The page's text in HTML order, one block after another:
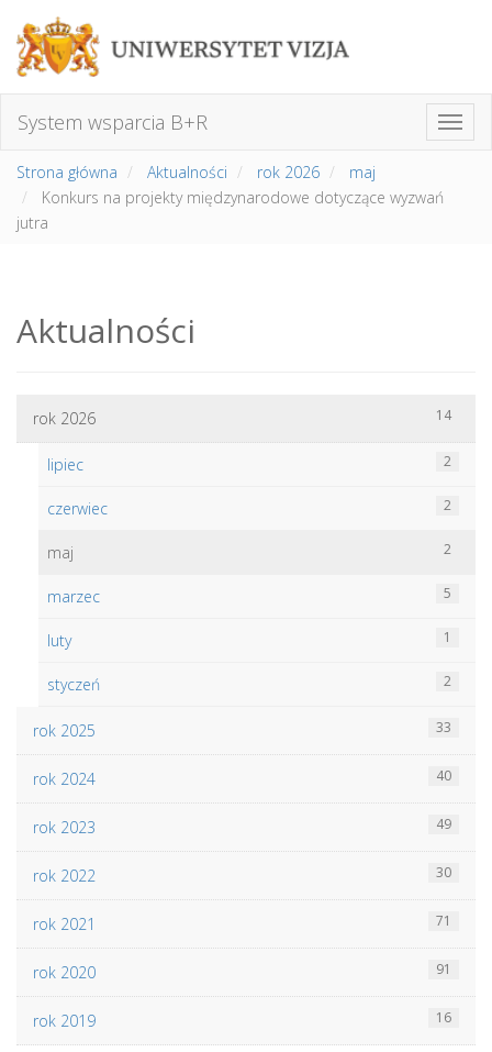
System wsparcia B+R
Strona główna Aktualności rok 2026
maj
Konkurs na projekty międzynarodowe dotyczące wyzwań
jutra
Aktualności
rok 2026 14
lipiec 2
czerwiec 2
maj 2
marzec 5
luty 1
styczeń 2
rok 2025 33
rok 2024 40
rok 2023 49
rok 2022 30
rok 2021 71
rok 2020 91
rok 2019 16